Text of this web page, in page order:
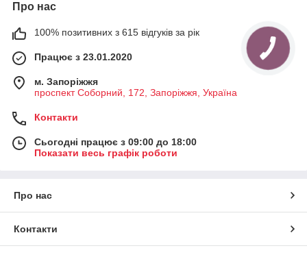
Про нас
100% позитивних з 615 відгуків за рік
Працює з 23.01.2020
м. Запоріжжя
проспект Соборний, 172, Запоріжжя, Україна
Контакти
Сьогодні працює з 09:00 до 18:00
Показати весь графік роботи
Про нас
Контакти